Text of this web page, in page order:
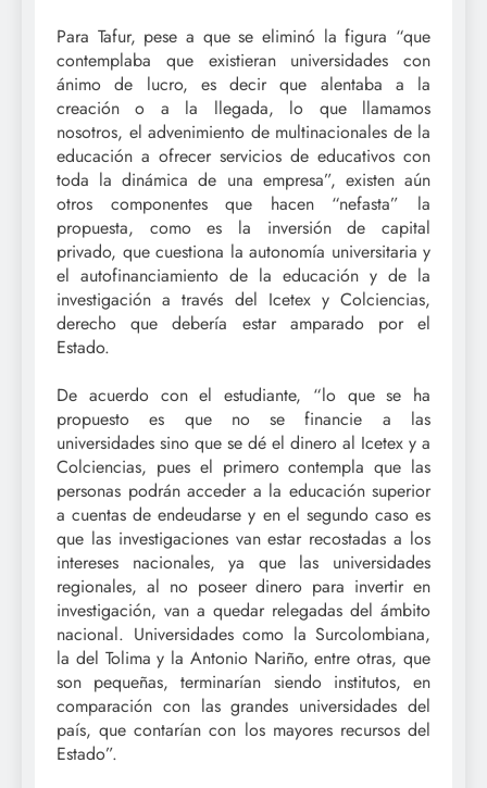
Para Tafur, pese a que se eliminó la figura “que
contemplaba que existieran universidades con
ánimo de lucro, es decir que alentaba a la
creación o a la llegada, lo que llamamos
nosotros,­ el advenimiento de multinacionales de la
educación a ofrecer servicios de educativos con
toda la dinámica de una empresa”, existen aún
otros componentes que hacen “nefasta” la
propuesta, como es la inversión de capital
privado, que cuestiona la autonomía universitaria y
el autofinanciamiento de la educación y de la
investigación a través del Icetex y Colciencias,
derecho que debería estar amparado por el
Estado.
De acuerdo con el estudiante, “lo que se ha
propuesto es que no se financie a las
universidades sino que se dé el dinero al Icetex y a
Colciencias, pues el primero contempla que las
personas­ podrán acceder a la educación superior
a cuentas de endeudarse y en el segundo caso es
que las investiga­ciones van estar recostadas a los
intereses nacionales, ya que las universidades
regionales, al no poseer dinero para invertir en
investigación, van a quedar relegadas del ámbito
nacional. Universidades como la Surcolombiana,
la del Tolima y la Antonio Nariño, entre otras, que
son pequeñas, terminarían siendo institutos, en
comparación con las grandes universidades del
país, que contarían con los mayores recursos del
Estado”.